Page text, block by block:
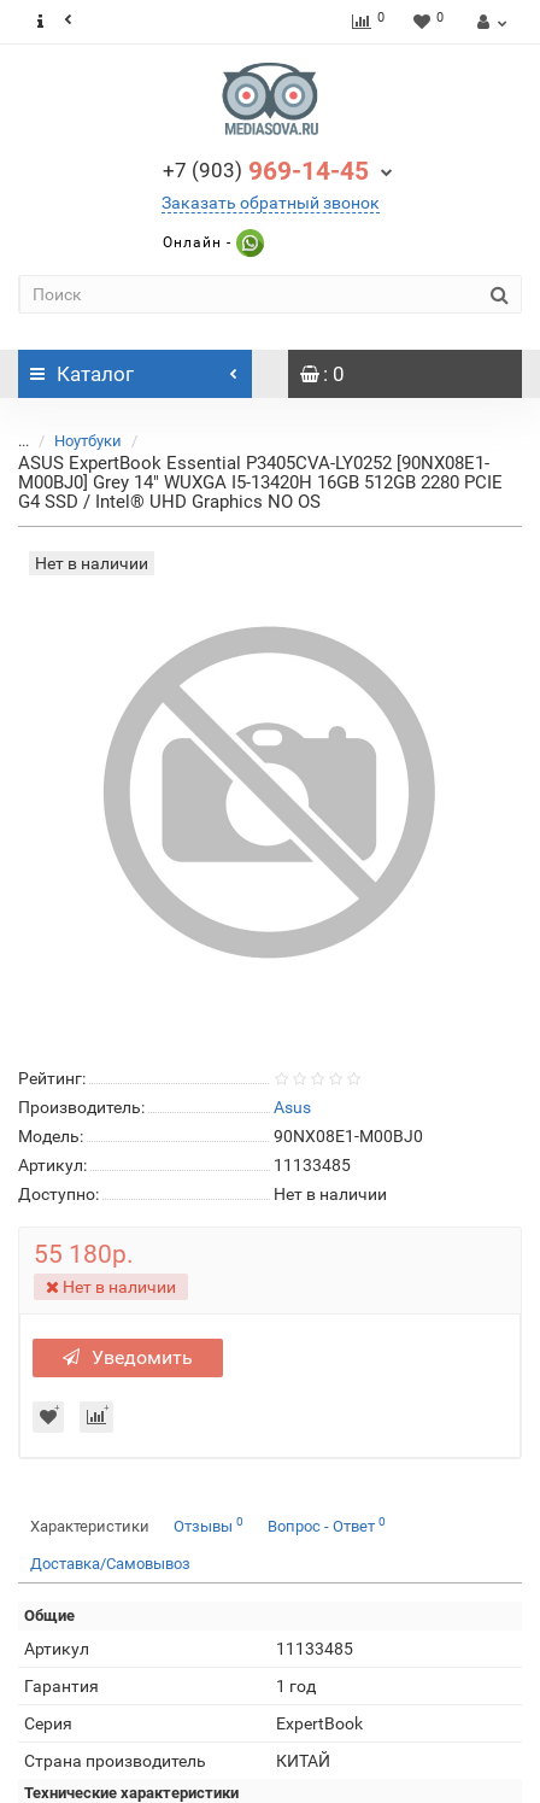
0 0
+7 (903) 969-14-45
Заказать обратный звонок
Онлайн -
Каталог : 0
... Ноутбуки
ASUS ExpertBook Essential P3405CVA-LY0252 [90NX08E1-
M00BJ0] Grey 14" WUXGA I5-13420H 16GB 512GB 2280 PCIE
G4 SSD / Intel® UHD Graphics NO OS
Нет в наличии
Рейтинг:
Производитель:
Asus
Модель:
90NX08E1-M00BJ0
Артикул:
11133485
Доступно:
Нет в наличии
55 180р.
Нет в наличии
Уведомить
Характеристики Отзывы 0 Вопрос - Ответ 0
Доставка/Самовывоз
Общие
Артикул
11133485
Гарантия
1 год
Серия
ExpertBook
Страна производитель
КИТАЙ
Технические характеристики